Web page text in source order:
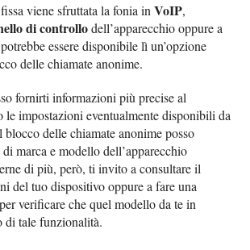
viene sfruttata la fonia inVoIP,
di controllodell’apparecchio oppure a
essere disponibile lì un’opzione
delle chiamate anonime.
fornirti informazioni più precise al
le impostazioni eventualmente disponibili da
blocco delle chiamate anonime posso
marca e modello dell’apparecchio
di più, però, ti invito a consultare il
del tuo dispositivo oppure a fare una
per verificare che quel modello da te in
di tale funzionalità.